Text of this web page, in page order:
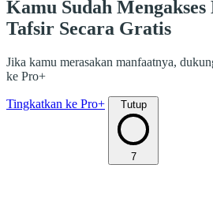
Kamu Sudah
Tafsir Secara Gratis
Jika kamu merasakan manfaatnya,
ke Pro+
Tingkatkan ke Pro+ Tutup
7